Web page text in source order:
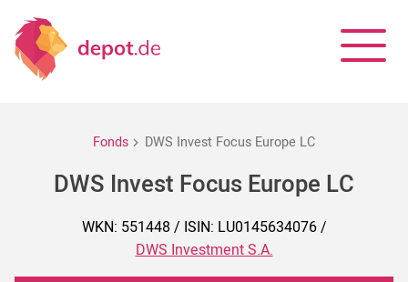
Fonds DWS Invest Focus Europe LC
DWS Invest Focus Europe LC
WKN: 551448 / ISIN: LU0145634076 /
DWS Investment S.A.